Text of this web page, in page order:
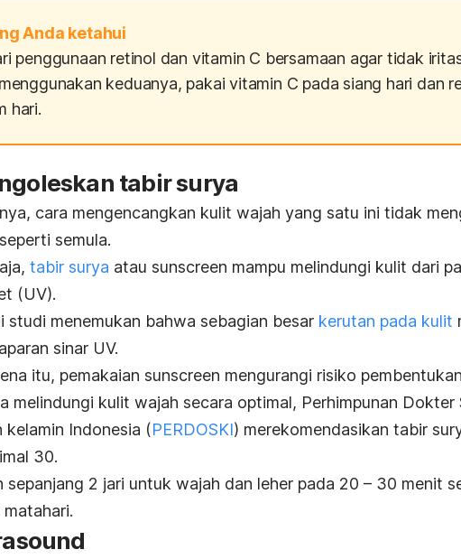
Anda ketahui
penggunaan retinol dan vitamin C bersamaan agar tidak
keduanya, pakai vitamin C pada siang hari dan
hari.
tabir surya
cara mengencangkan kulit wajah yang satu ini tidak
semula.
tabir surya atau sunscreen mampu melindungi kulit dari
(UV).
studi menemukan bahwa sebagian besar kerutan pada kulit
sinar UV.
itu, pemakaian sunscreen mengurangi risiko
melindungi kulit wajah secara optimal, Perhimpunan Dokter
kelamin Indonesia (PERDOSKI) merekomendasikan tabir
30.
sepanjang 2 jari untuk wajah dan leher pada 20 – 30 menit